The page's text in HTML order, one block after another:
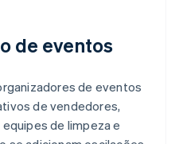
de eventos
de eventos
de vendedores,
de limpeza e